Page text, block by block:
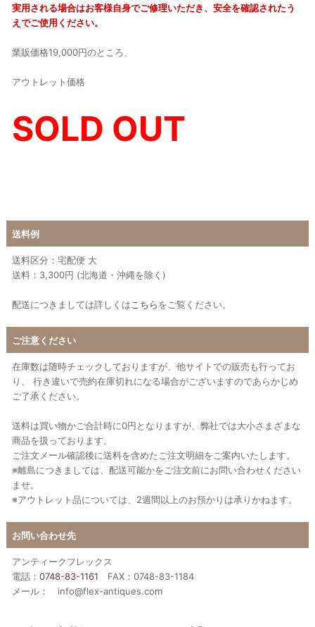
実用される場合はお客様自身でご修理いただき、安全を確認されたう
えでご使用ください。
業販価格19,000円のところ、
アウトレット価格
SOLD OUT
送料例
送料区分：宅配便 大
送料：3,300円 (北海道・沖縄を除く)
配送につきましては詳しくは こちらをご覧ください。
ご注意ください
在庫数は随時チェックしておりますが、他サイトでの販売も行ってお
り、 行き違いで売約在庫切れになる場合がございますのであらかじめ
ご了承ください。
送料は買い物かご合計時に0円となりますが、弊社では大小さまざまな
商品を扱っております。
ご注文メール確認後に送料を含めたご注文明細をご案内いたします。
※離島につきましては、配送可能かをご注文前にお問い合わせください
ませ。
※アウトレット品については、2週間以上のお預かりは承りかねます。
お問い合わせ先
アンティークフレックス
電話： 0748-83-1161 FAX：0748-83-1184
メール： info@flex-antiques.com